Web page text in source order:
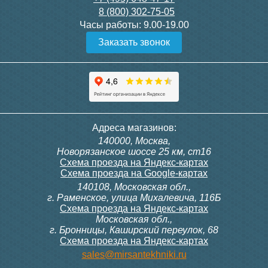
Конвектор ITT.080.200.1300
с решеткой GRILL.SGW-20-
Конвектор ITT.080.200.1000
с решеткой GRILL.SGW-20-
Конвектор ITT.080.200.1000
с решеткой GRILL.SGW-20-
Конвектор ITT.080.200.900 с
решеткой GRILL.SGA-20-
Подробнее Подробнее
100T, 230В (накладной,
расписание, упр.с пульта)
28 000
300, 230В (врезной - квадр.
коробка)
9 700
8 (800) 302-75-05
Часы работы: 9.00-19.00
Заказать звонок
Адреса магазинов:
140000, Москва,
Новорязанское шоссе 25 км, ст16
Схема проезда на Яндекс-картах
Схема проезда на Google-картах
140108, Московская обл.,
г. Раменское, улица Михалевича, 116Б
Схема проезда на Яндекс-картах
Московская обл.,
г. Бронницы, Каширский переулок, 68
Схема проезда на Яндекс-картах
sales@mirsantekhniki.ru